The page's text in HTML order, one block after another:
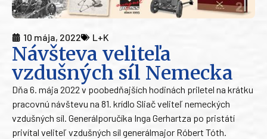
10 mája, 2022 L+K
Návšteva veliteľa
vzdušných síl Nemecka
Dňa 6. mája 2022 v poobedňajších hodinách priletel na krátku
pracovnú návštevu na 81. krídlo Sliač veliteľ nemeckých
vzdušných síl. Generálporučíka Inga Gerhartza po pristátí
privítal veliteľ vzdušných síl generálmajor Róbert Tóth.